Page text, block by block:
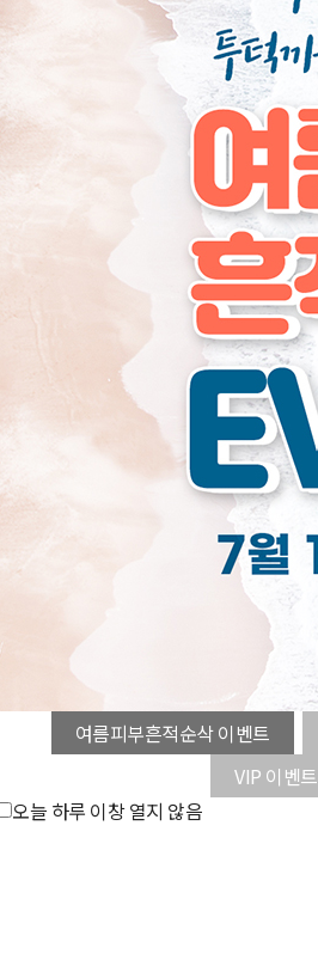
여름피부흔적순삭 이벤트
VIP 이벤트
오늘 하루 이창 열지 않음